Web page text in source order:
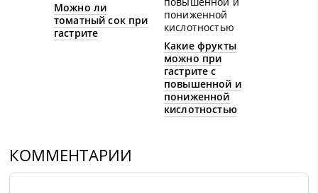
Можно ли
томатный сок при
гастрите
Какие фрукты
можно при
гастрите с
повышенной и
пониженной
кислотностью
КОММЕНТАРИИ